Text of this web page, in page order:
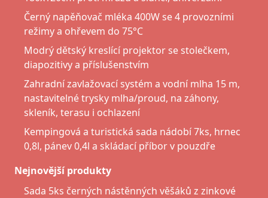
Černý napěňovač mléka 400W se 4 provozními
režimy a ohřevem do 75°C
Modrý dětský kreslící projektor se stolečkem,
diapozitivy a příslušenstvím
Zahradní zavlažovací systém a vodní mlha 15 m,
nastavitelné trysky mlha/proud, na záhony,
skleník, terasu i ochlazení
Kempingová a turistická sada nádobí 7ks, hrnec
0,8l, pánev 0,4l a skládací příbor v pouzdře
Nejnovější produkty
Sada 5ks černých nástěnných věšáků z zinkové